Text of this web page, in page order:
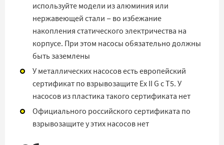
используйте модели из алюминия или
нержавеющей стали − во избежание
накопления статического электричества на
корпусе. При этом насосы обязательно должны
быть заземлены
У металлических насосов есть европейский
сертификат по взрывозащите Ex II G c T5. У
насосов из пластика такого сертификата нет
Официального российского сертификата по
взрывозащите у этих насосов нет